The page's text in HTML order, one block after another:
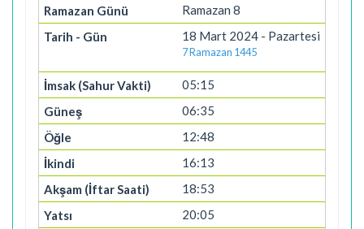
Ramazan 8
18 Mart 2024 - Pazartesi
7 Ramazan 1445
05:15
06:35
12:48
16:13
18:53
20:05